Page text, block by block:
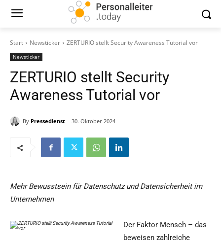
Start Newsticker ZERTURIO stellt Security Awareness Tutorial vor
Newsticker
ZERTURIO stellt Security
Awareness Tutorial vor
By Pressedienst 30. Oktober 2024
Mehr Bewusstsein für Datenschutz und Datensicherheit im
Unternehmen
Der Faktor Mensch – das
beweisen zahlreiche